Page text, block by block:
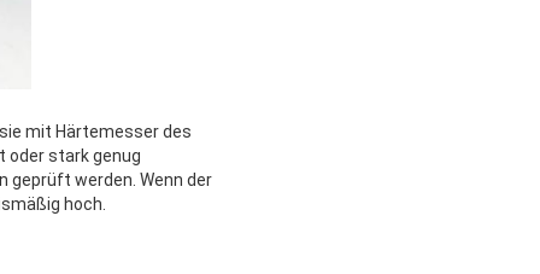
mit Härtemesser des
oder stark genug
geprüft werden. Wenn der
hoch.